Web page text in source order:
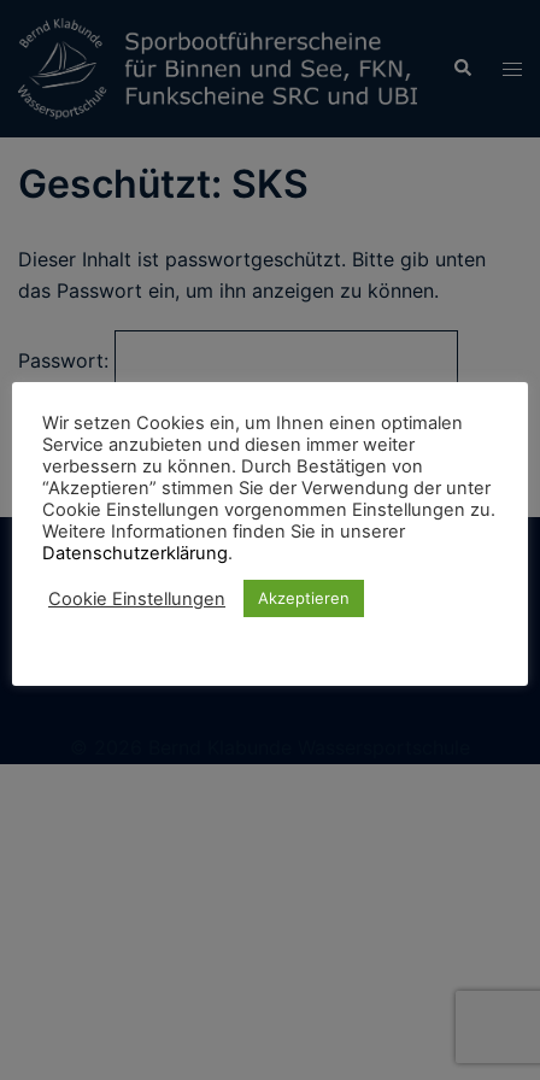
Inhalt
springen
Suche
Geschützt: SKS
Dieser Inhalt ist passwortgeschützt. Bitte gib unten
das Passwort ein, um ihn anzeigen zu können.
Passwort:
Wir setzen Cookies ein, um Ihnen einen optimalen
Service anzubieten und diesen immer weiter
verbessern zu können. Durch Bestätigen von
“Akzeptieren” stimmen Sie der Verwendung der unter
Cookie Einstellungen vorgenommen Einstellungen zu.
Weitere Informationen finden Sie in unserer
Datenschutzerklärung.
Cookie Einstellungen Akzeptieren